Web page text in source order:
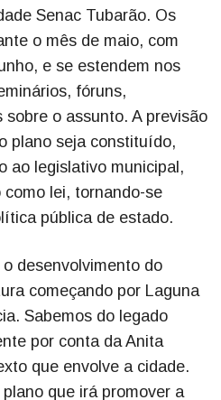
Senac Tubarão. Os
o mês de maio, com
e se estendem nos
fóruns,
o assunto. A previsão
plano seja constituído,
ao legislativo municipal,
lei, tornando-se
pública de estado.
desenvolvimento do
começando por Laguna
Sabemos do legado
por conta da Anita
que envolve a cidade.
que irá promover a